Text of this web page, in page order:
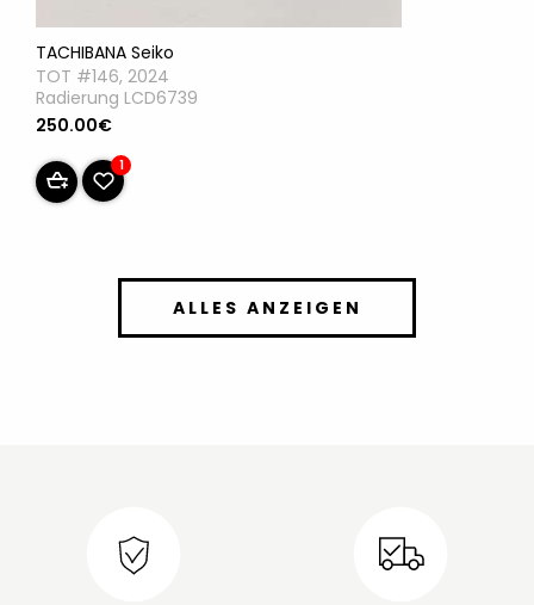
TACHIBANA Seiko
TOT #146, 2024
Radierung LCD6739
250.00€
1
ALLES ANZEIGEN